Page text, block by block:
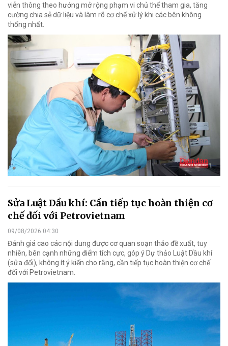
viễn thông theo hướng mở rộng phạm vi chủ thể tham gia, tăng
cường chia sẻ dữ liệu và làm rõ cơ chế xử lý khi các bên không
thống nhất.
Sửa Luật Dầu khí: Cần tiếp tục hoàn thiện cơ
chế đối với Petrovietnam
09/08/2026 04:30
Đánh giá cao các nội dung được cơ quan soạn thảo đề xuất, tuy
nhiên, bên cạnh những điểm tích cực, góp ý Dự thảo Luật Dầu khí
(sửa đổi), không ít ý kiến cho rằng, cần tiếp tục hoàn thiện cơ chế
đối với Petrovietnam.